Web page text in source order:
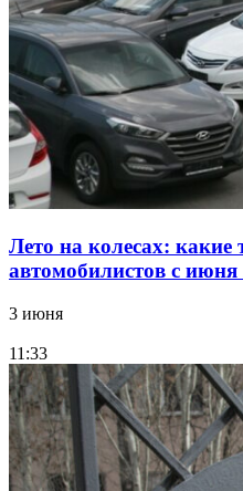
Лето на колесах: какие
автомобилистов с июня
3 июня
11:33